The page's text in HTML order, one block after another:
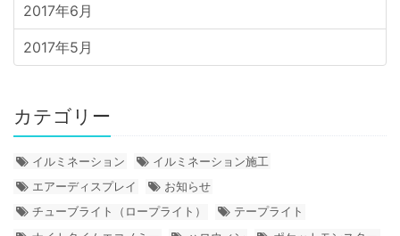
2017年6月
2017年5月
カテゴリー
イルミネーション
イルミネーション施工
エアーディスプレイ
お知らせ
チューブライト（ロープライト）
テープライト